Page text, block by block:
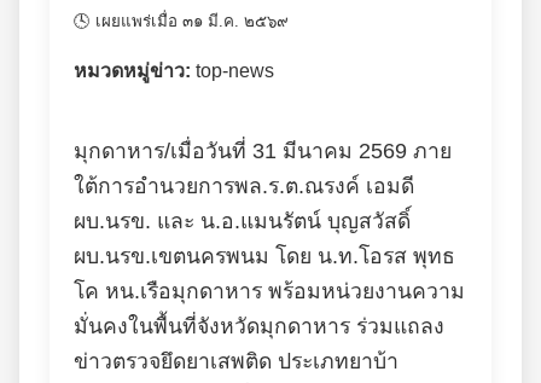
🕓 เผยแพร่เมื่อ ๓๑ มี.ค. ๒๕๖๙
หมวดหมู่ข่าว: top-news
มุกดาหาร/เมื่อวันที่ 31 มีนาคม 2569 ภาย
ใต้การอำนวยการพล.ร.ต.ณรงค์ เอมดี
ผบ.นรข. และ น.อ.แมนรัตน์ บุญสวัสดิ์
ผบ.นรข.เขตนครพนม โดย น.ท.โอรส พุทธ
โค หน.เรือมุกดาหาร พร้อมหน่วยงานความ
มั่นคงในพื้นที่จังหวัดมุกดาหาร ร่วมแถลง
ข่าวตรวจยึดยาเสพติด ประเภทยาบ้า